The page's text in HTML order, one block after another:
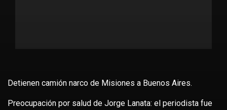
Detienen camión narco de Misiones a Buenos Aires.
Preocupación por salud de Jorge Lanata: el periodista fue